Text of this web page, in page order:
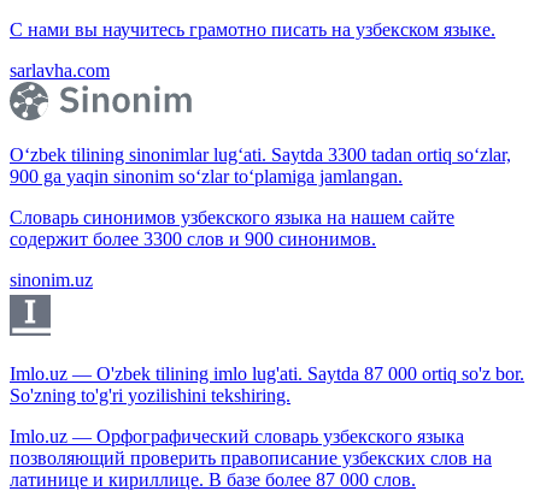
С нами вы научитесь грамотно писать на узбекском языке.
sarlavha.com
O‘zbek tilining sinonimlar lug‘ati. Saytda 3300 tadan ortiq so‘zlar,
900 ga yaqin sinonim so‘zlar to‘plamiga jamlangan.
Словарь синонимов узбекского языка на нашем сайте
содержит более 3300 слов и 900 синонимов.
sinonim.uz
Imlo.uz — O'zbek tilining imlo lug'ati. Saytda 87 000 ortiq so'z bor.
So'zning to'g'ri yozilishini tekshiring.
Imlo.uz — Орфографический словарь узбекского языка
позволяющий проверить правописание узбекских слов на
латинице и кириллице. В базе более 87 000 слов.